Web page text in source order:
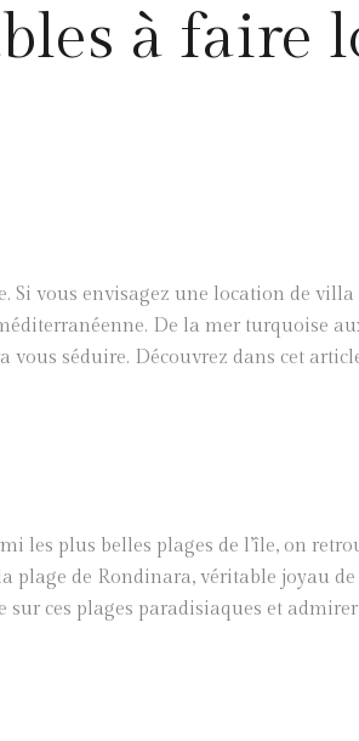
à faire
Si vous envisagez une location de villa
De la mer turquoise
vous séduire. Découvrez dans cet
les plus belles plages de l’île, on
plage de Rondinara, véritable joyau
ces plages paradisiaques et